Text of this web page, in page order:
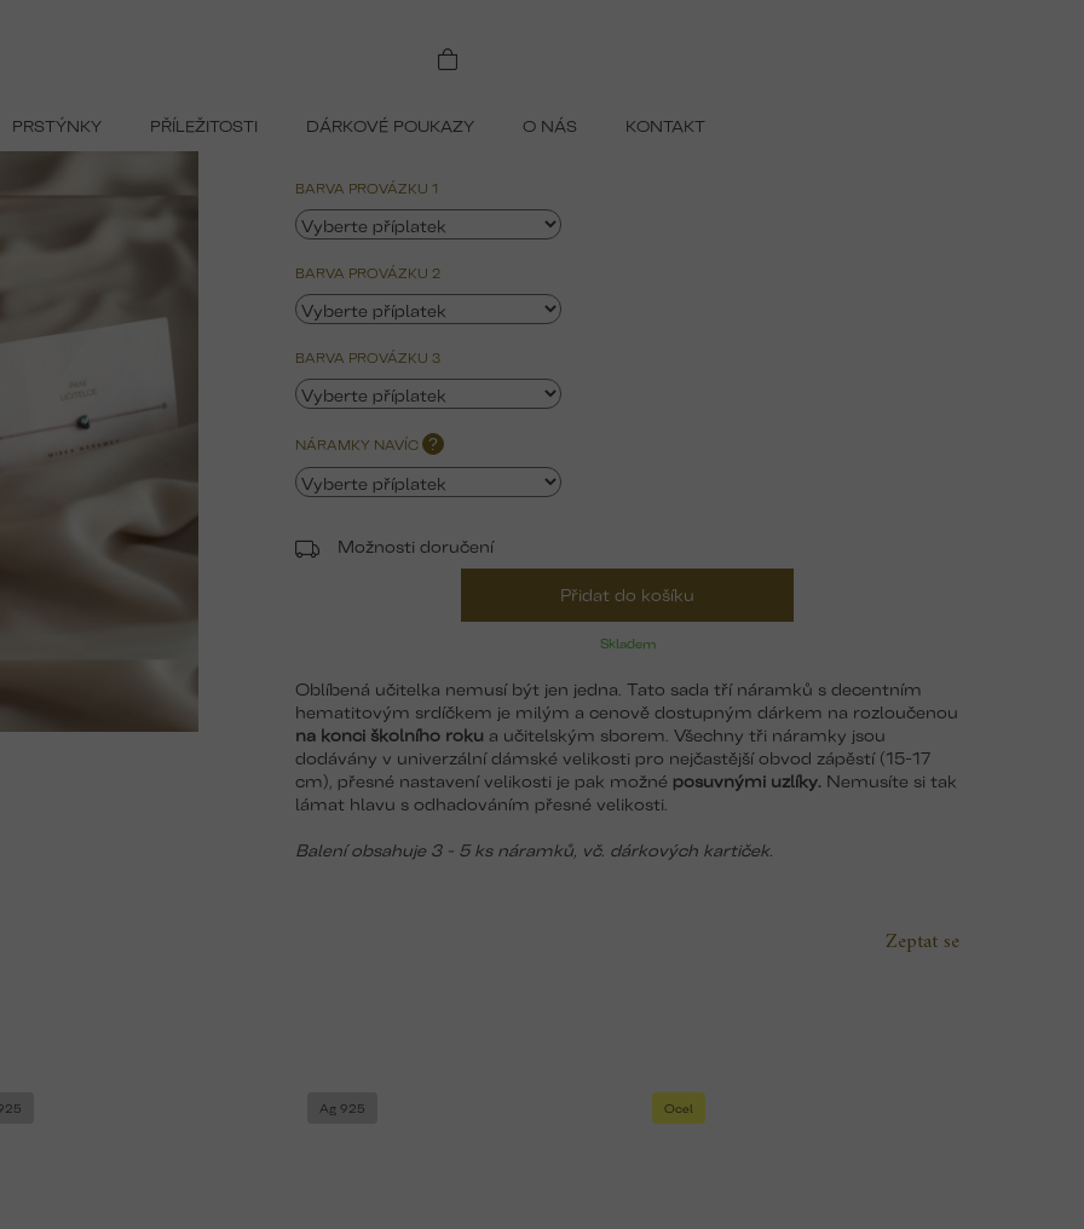
PRSTÝNKY PŘÍLEŽITOSTI DÁRKOVÉ POUKAZY O NÁS KONTAKT
3ks)
699 Kč
cena:
Skladem
BARVA PROVÁZKU 1
BARVA PROVÁZKU 2
BARVA PROVÁZKU 3
NÁRAMKY NAVÍC ?
Možnosti doručení
Přidat do košíku
Oblíbená učitelka nemusí být jen jedna. Tato sada tří náramků s decentním
hematitovým srdíčkem je milým a cenově dostupným dárkem na rozloučenou
na konci školního roku a učitelským sborem. Všechny tři náramky jsou
dodávány v univerzální dámské velikosti pro nejčastější obvod zápěstí (15-17
cm), přesné nastavení velikosti je pak možné posuvnými uzlíky. Nemusíte si tak
lámat hlavu s odhadováním přesné velikosti.
Balení obsahuje 3 - 5 ks náramků, vč. dárkových kartiček.
Zeptat se
Ag 925 Ocel